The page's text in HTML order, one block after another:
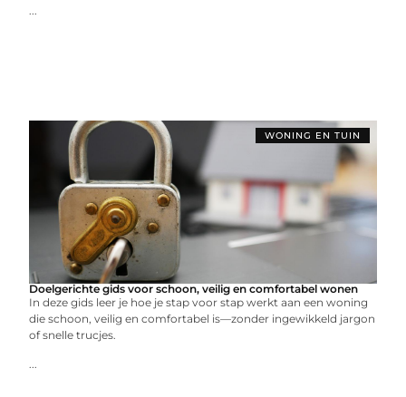
...
WONING EN TUIN
Doelgerichte gids voor schoon, veilig en comfortabel wonen
In deze gids leer je hoe je stap voor stap werkt aan een woning
die schoon, veilig en comfortabel is—zonder ingewikkeld jargon
of snelle trucjes.
...